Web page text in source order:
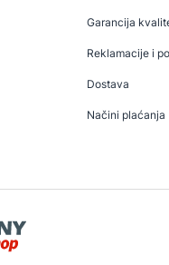
Garancija
Reklamacije i
Dostava
Načini plaćanja